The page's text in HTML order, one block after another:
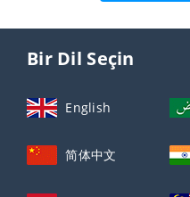
Bir Dil Seçin
English
简体中文